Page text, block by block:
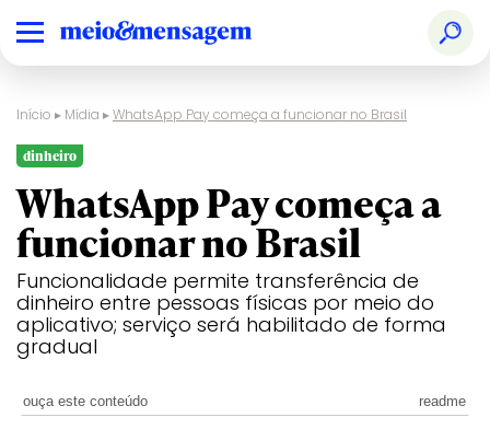
Início ▸ Mídia ▸WhatsApp Pay começa a funcionar no Brasil
dinheiro
WhatsApp Pay começa a
funcionar no Brasil
Funcionalidade permite transferência de
dinheiro entre pessoas físicas por meio do
aplicativo; serviço será habilitado de forma
gradual
ouça este conteúdo readme